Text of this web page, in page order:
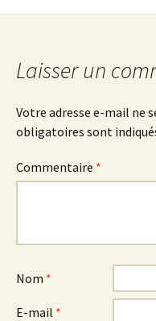
articles
Laisser un
Votre adresse e-mail ne
obligatoires sont
Commentaire *
Nom *
E-mail *